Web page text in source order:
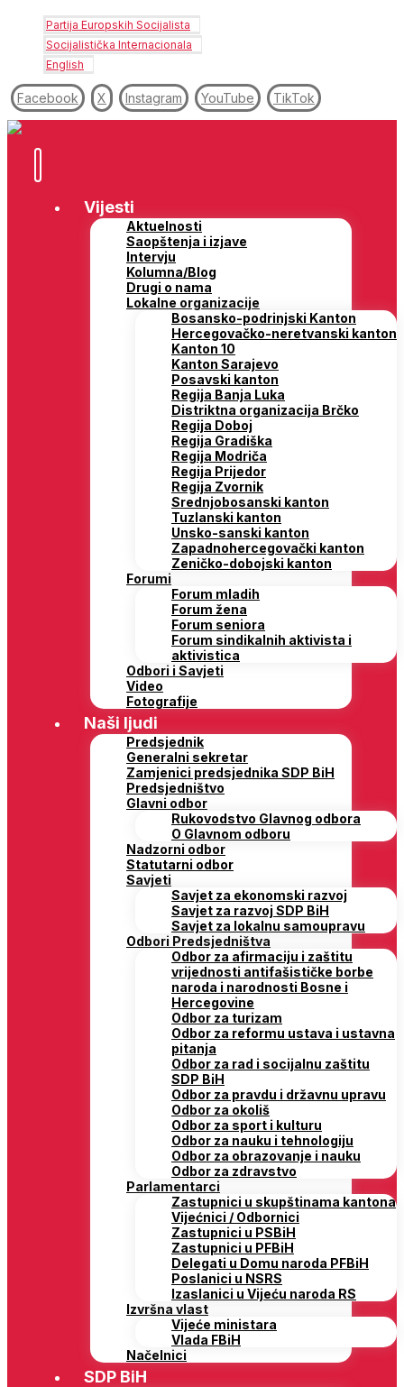
Partija Europskih Socijalista
Socijalistička Internacionala
English
Facebook X Instagram YouTube TikTok
Vijesti
Aktuelnosti
Saopštenja i izjave
Intervju
Kolumna/Blog
Drugi o nama
Lokalne organizacije
Bosansko-podrinjski Kanton
Hercegovačko-neretvanski kanton
Kanton 10
Kanton Sarajevo
Posavski kanton
Regija Banja Luka
Distriktna organizacija Brčko
Regija Doboj
Regija Gradiška
Regija Modriča
Regija Prijedor
Regija Zvornik
Srednjobosanski kanton
Tuzlanski kanton
Unsko-sanski kanton
Zapadnohercegovački kanton
Zeničko-dobojski kanton
Forumi
Forum mladih
Forum žena
Forum seniora
Forum sindikalnih aktivista i
aktivistica
Odbori i Savjeti
Video
Fotografije
Naši ljudi
Predsjednik
Generalni sekretar
Zamjenici predsjednika SDP BiH
Predsjedništvo
Glavni odbor
Rukovodstvo Glavnog odbora
O Glavnom odboru
Nadzorni odbor
Statutarni odbor
Savjeti
Savjet za ekonomski razvoj
Savjet za razvoj SDP BiH
Savjet za lokalnu samoupravu
Odbori Predsjedništva
Odbor za afirmaciju i zaštitu
vrijednosti antifašističke borbe
naroda i narodnosti Bosne i
Hercegovine
Odbor za turizam
Odbor za reformu ustava i ustavna
pitanja
Odbor za rad i socijalnu zaštitu
SDP BiH
Odbor za pravdu i državnu upravu
Odbor za okoliš
Odbor za sport i kulturu
Odbor za nauku i tehnologiju
Odbor za obrazovanje i nauku
Odbor za zdravstvo
Parlamentarci
Zastupnici u skupštinama kantona
Vijećnici / Odbornici
Zastupnici u PSBiH
Zastupnici u PFBiH
Delegati u Domu naroda PFBiH
Poslanici u NSRS
Izaslanici u Vijeću naroda RS
Izvršna vlast
Vijeće ministara
Vlada FBiH
Načelnici
SDP BiH